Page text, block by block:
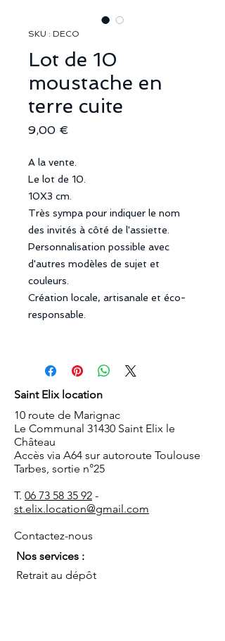
SKU : DECO
Lot de 10
moustache en
terre cuite
9,00 €
A la vente.
Le lot de 10.
10X3 cm.
Très sympa pour indiquer le nom
des invités à côté de l'assiette.
Personnalisation possible avec
d'autres modèles de sujet et
couleurs.
Création locale, artisanale et éco-
responsable.
Saint Elix location
10 route de Marignac
Le Communal 31430 Saint Elix le
Château
Accès via A64 sur autoroute Toulouse
Tarbes, sortie n°25
T. 06 73 58 35 92 -
st.elix.location@gmail.com
Contactez-nous
Nos services :
Retrait au dépôt